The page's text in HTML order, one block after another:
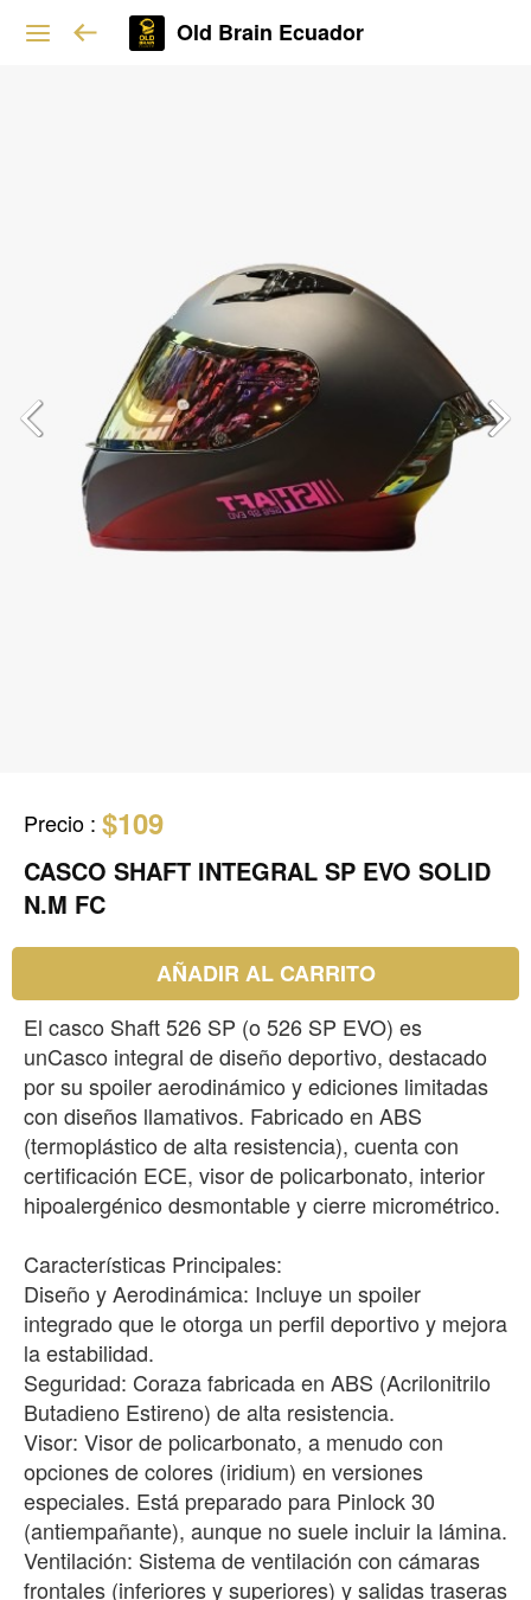
Old Brain Ecuador
Precio : $109
CASCO SHAFT INTEGRAL SP EVO SOLID
N.M FC
AÑADIR AL CARRITO
El casco Shaft 526 SP (o 526 SP EVO) es
unCasco integral de diseño deportivo, destacado
por su spoiler aerodinámico y ediciones limitadas
con diseños llamativos. Fabricado en ABS
(termoplástico de alta resistencia), cuenta con
certificación ECE, visor de policarbonato, interior
hipoalergénico desmontable y cierre micrométrico.
Características Principales:
Diseño y Aerodinámica: Incluye un spoiler
integrado que le otorga un perfil deportivo y mejora
la estabilidad.
Seguridad: Coraza fabricada en ABS (Acrilonitrilo
Butadieno Estireno) de alta resistencia.
Visor: Visor de policarbonato, a menudo con
opciones de colores (iridium) en versiones
especiales. Está preparado para Pinlock 30
(antiempañante), aunque no suele incluir la lámina.
Ventilación: Sistema de ventilación con cámaras
frontales (inferiores y superiores) y salidas traseras